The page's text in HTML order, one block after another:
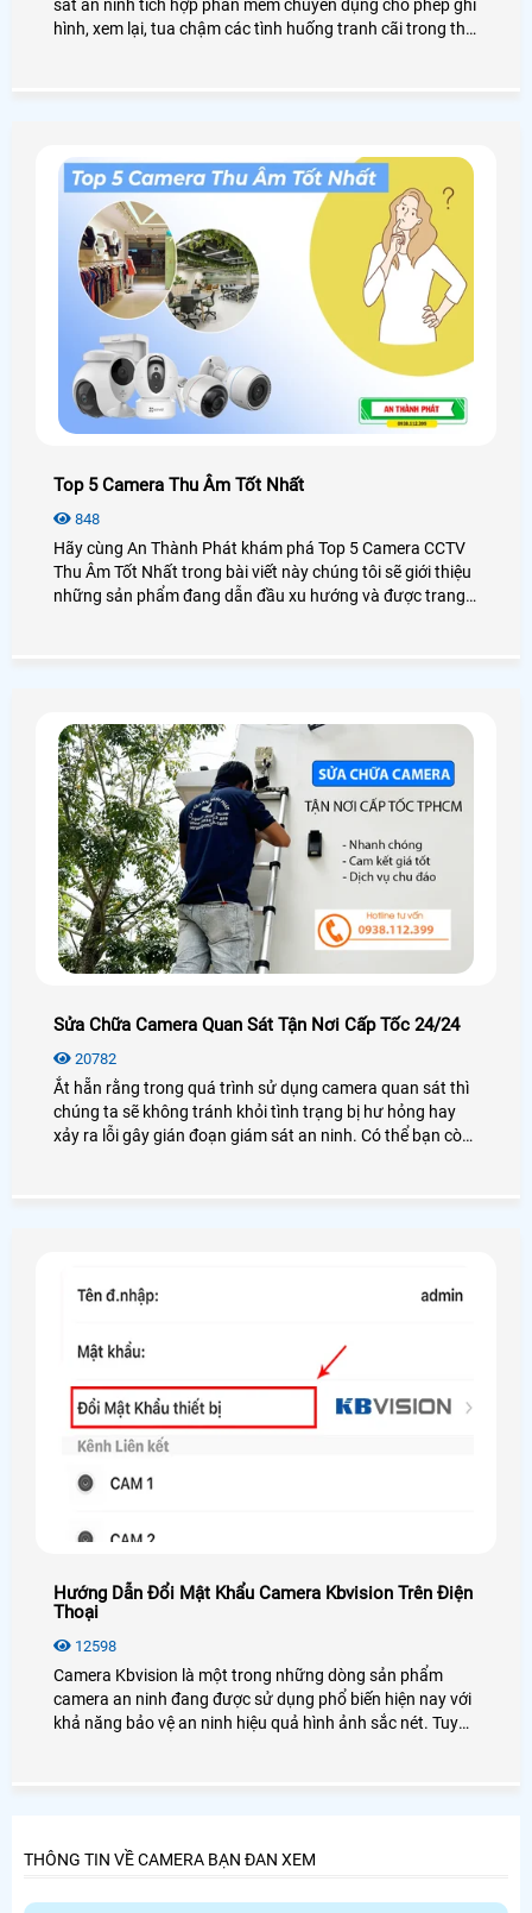
sát an ninh tích hợp phần mềm chuyên dụng cho phép ghi
hình, xem lại, tua chậm các tình huống tranh cãi trong thể
Top 5 Camera Thu Âm Tốt Nhất
848
Hãy cùng An Thành Phát khám phá Top 5 Camera CCTV
Thu Âm Tốt Nhất trong bài viết này chúng tôi sẽ giới thiệu
những sản phẩm đang dẫn đầu xu hướng và được trang
Sửa Chữa Camera Quan Sát Tận Nơi Cấp Tốc 24/24
20782
Ắt hẵn rằng trong quá trình sử dụng camera quan sát thì
chúng ta sẽ không tránh khỏi tình trạng bị hư hỏng hay
xảy ra lỗi gây gián đoạn giám sát an ninh. Có thể bạn còn
Hướng Dẫn Đổi Mật Khẩu Camera Kbvision Trên Điện
Thoại
12598
Camera Kbvision là một trong những dòng sản phẩm
camera an ninh đang được sử dụng phổ biến hiện nay với
khả năng bảo vệ an ninh hiệu quả hình ảnh sắc nét. Tuy
THÔNG TIN VỀ CAMERA BẠN ĐAN XEM